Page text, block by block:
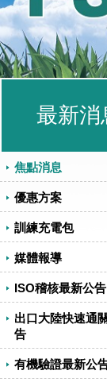
最新消
焦點消息
優惠方案
訓練充電包
媒體報導
ISO稽核最新公告
出口大陸快速通
告
有機驗證最新公